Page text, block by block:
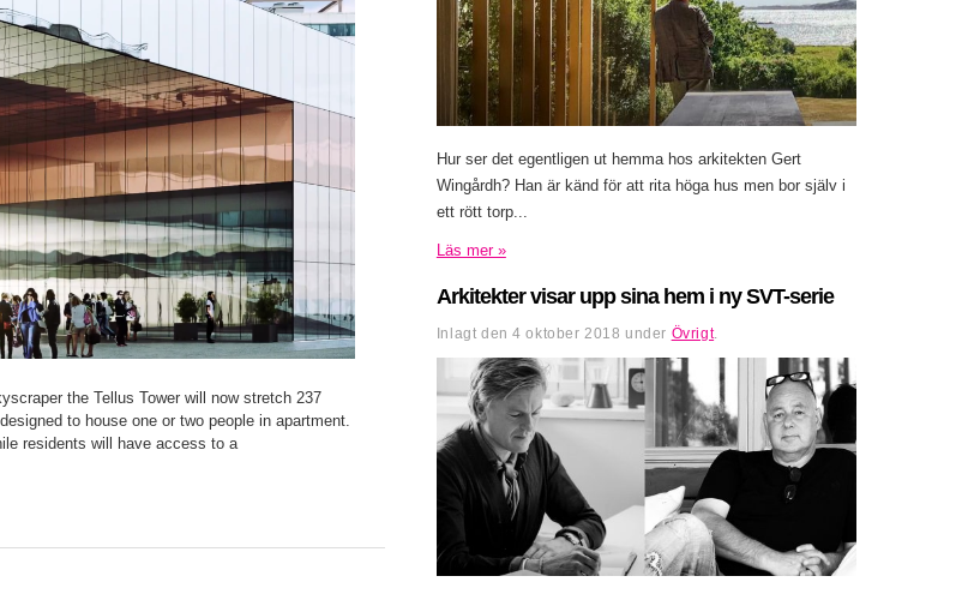
the Tellus Tower will now stretch 237
to house one or two people in apartment.
residents will have access to a
Hur ser det egentligen ut hemma hos arkitekten Gert
Wingårdh? Han är känd för att rita höga hus men bor själv i
ett rött torp...
Läs mer »
Arkitekter visar upp sina hem i ny SVT-serie
Inlagt den4 oktober 2018 under Övrigt.